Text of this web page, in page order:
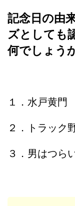
記念日の由
ズとしても
何でしょう
１．水戸黄門
２．トラック
３．男はつら